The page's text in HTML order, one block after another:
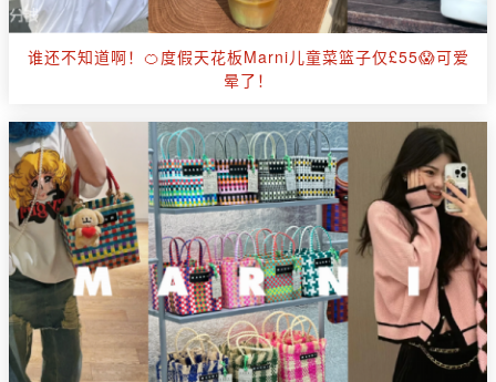
谁还不知道啊！🍊度假天花板Marni儿童菜篮子仅£55😱可爱
晕了！